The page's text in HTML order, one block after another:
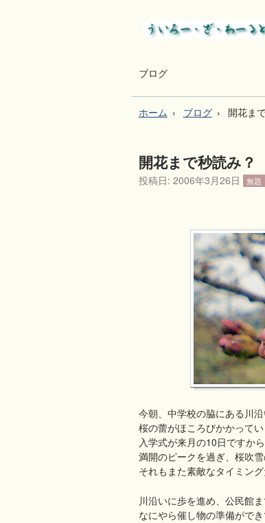
ブログ
ホーム ブログ 開花ま
開花まで秒読み？
投稿日: 2006年3月26日 無題
今朝、中学校の脇にある川
桜の蕾がほころびかかって
入学式が来月の10日ですから
満開のピークを過ぎ、桜吹
それもまた素敵なタイミン
川沿いに歩を進め、公民館
なにやら催し物の準備がで